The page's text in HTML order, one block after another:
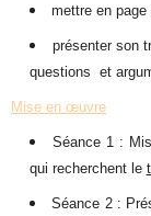
mettre en
présenter son
questions et
Mise en œuvre
Séance 1:
qui recherchent le
Séance 2: